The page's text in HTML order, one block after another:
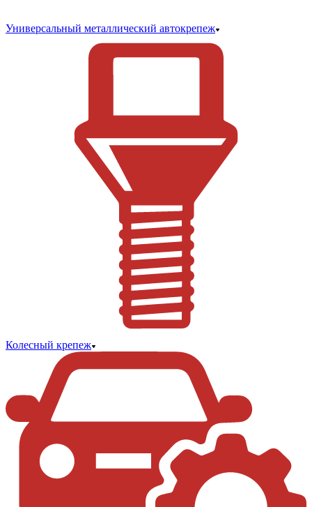
Универсальный металлический автокрепеж
Колесный крепеж